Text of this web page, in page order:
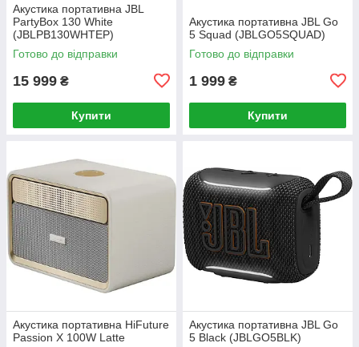
Акустика портативна JBL
PartyBox 130 White
(JBLPB130WHTEP)
Готово до відправки
15 999 ₴
Купити
Акустика портативна JBL Go
5 Squad (JBLGO5SQUAD)
Готово до відправки
1 999 ₴
Купити
Акустика портативна HiFuture
Passion X 100W Latte
Акустика портативна JBL Go
5 Black (JBLGO5BLK)